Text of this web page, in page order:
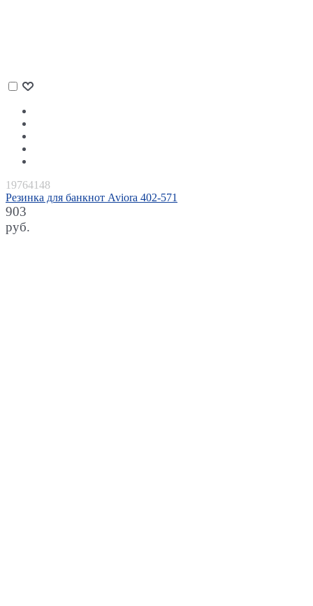
19764148
Резинка для банкнот Aviora 402-571
903
руб.